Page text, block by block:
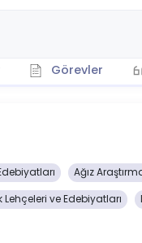
Görevler
Ağız
ve Edebiyatları